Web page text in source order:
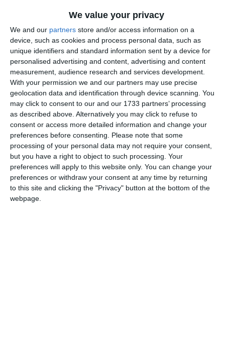
We value your privacy
We and our partners store and/or access information on a
device, such as cookies and process personal data, such as
unique identifiers and standard information sent by a device for
personalised advertising and content, advertising and content
measurement, audience research and services development.
With your permission we and our partners may use precise
geolocation data and identification through device scanning. You
may click to consent to our and our 1733 partners’ processing
as described above. Alternatively you may click to refuse to
consent or access more detailed information and change your
preferences before consenting.
Please note that some
processing of your personal data may not require your consent,
but you have a right to object to such processing. Your
preferences will apply to this website only. You can change your
preferences or withdraw your consent at any time by returning
to this site and clicking the "Privacy" button at the bottom of the
webpage.
eu să văd ce se întâmplă. Organele de poliție au găsit
9 vârstnici cu diferite afecțiuni, în mare parte cu
demență, doi imobilizați. Am mers pe procedură
legală, am anunțat Prefectura, DGASPC. Cautăm
soluții pentru relocarea în regim de urgență.
Acesta a mai precizat că au găsit un centru legal în Eforie,
care funcționează cu licență și este verificat. În prezent, se
efectuează evaluarea medicală a bătrânilor găsiți în azilul
ilegal. Deși nu se știe încă rezultatul evaluării, nu sunt
semne că ar fi necesare măsuri de urgență. În funcție de
constatările de la spital, se vor lua măsuri pentru transferul
acestora în siguranță.
Am găsit înțelegere la un centru tot în Eforie care
funcționează legal, a primit licență, este verificat.